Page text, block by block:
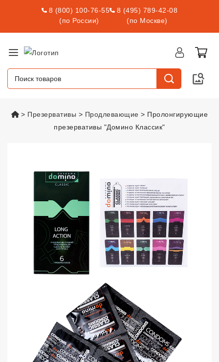
8 (800) 100-76-55
(по России)
8 (495) 789-42-08
(по Москве)
vsexshop.ru
Презервативы Продлевающие
Пролонгирующие
презервативы "Домино Классик"